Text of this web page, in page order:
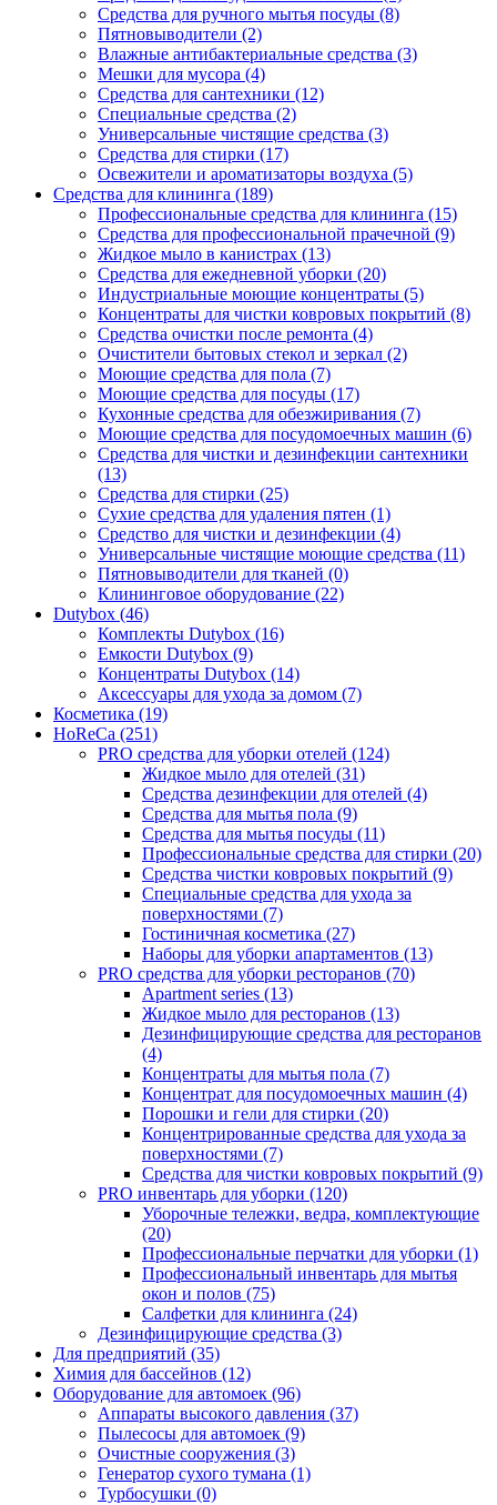
Средства для ручного мытья посуды (8)
Пятновыводители (2)
Влажные антибактериальные средства (3)
Мешки для мусора (4)
Средства для сантехники (12)
Специальные средства (2)
Универсальные чистящие средства (3)
Средства для стирки (17)
Освежители и ароматизаторы воздуха (5)
Средства для клининга (189)
Профессиональные средства для клининга (15)
Средства для профессиональной прачечной (9)
Жидкое мыло в канистрах (13)
Средства для ежедневной уборки (20)
Индустриальные моющие концентраты (5)
Концентраты для чистки ковровых покрытий (8)
Средства очистки после ремонта (4)
Очистители бытовых стекол и зеркал (2)
Моющие средства для пола (7)
Моющие средства для посуды (17)
Кухонные средства для обезжиривания (7)
Моющие средства для посудомоечных машин (6)
Средства для чистки и дезинфекции сантехники
(13)
Средства для стирки (25)
Сухие средства для удаления пятен (1)
Средство для чистки и дезинфекции (4)
Универсальные чистящие моющие средства (11)
Пятновыводители для тканей (0)
Клининговое оборудование (22)
Dutybox (46)
Комплекты Dutybox (16)
Емкости Dutybox (9)
Концентраты Dutybox (14)
Аксессуары для ухода за домом (7)
Косметика (19)
HoReCa (251)
PRO средства для уборки отелей (124)
Жидкое мыло для отелей (31)
Средства дезинфекции для отелей (4)
Средства для мытья пола (9)
Средства для мытья посуды (11)
Профессиональные средства для стирки (20)
Средства чистки ковровых покрытий (9)
Специальные средства для ухода за
поверхностями (7)
Гостиничная косметика (27)
Наборы для уборки апартаментов (13)
PRO средства для уборки ресторанов (70)
Apartment series (13)
Жидкое мыло для ресторанов (13)
Дезинфицирующие средства для ресторанов
(4)
Концентраты для мытья пола (7)
Концентрат для посудомоечных машин (4)
Порошки и гели для стирки (20)
Концентрированные средства для ухода за
поверхностями (7)
Средства для чистки ковровых покрытий (9)
PRO инвентарь для уборки (120)
Уборочные тележки, ведра, комплектующие
(20)
Профессиональные перчатки для уборки (1)
Профессиональный инвентарь для мытья
окон и полов (75)
Салфетки для клининга (24)
Дезинфицирующие средства (3)
Для предприятий (35)
Химия для бассейнов (12)
Оборудование для автомоек (96)
Аппараты высокого давления (37)
Пылесосы для автомоек (9)
Очистные сооружения (3)
Генератор сухого тумана (1)
Турбосушки (0)